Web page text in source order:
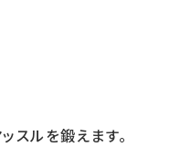
スルを鍛えます。